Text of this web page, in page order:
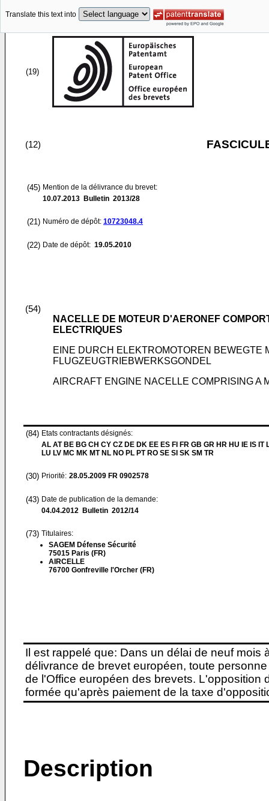
Translate this text into
(19)
(12)
(45) Mention de la délivrance du brevet:
10.07.2013 Bulletin 2013/28
(21) Numéro de dépôt: 10723048.4
(22) Date de dépôt: 19.05.2010
(54)
NACELLE DE MOTEUR D'AERONEF
ELECTRIQUES
EINE DURCH ELEKTROMOTOREN BEWEGTE
FLUGZEUGTRIEBWERKSGONDEL
AIRCRAFT ENGINE NACELLE COMPRISING A
(84) Etats contractants désignés:
AL AT BE BG CH CY CZ DE DK EE ES FI FR GB GR HR HU IE IS IT
LU LV MC MK MT NL NO PL PT RO SE SI SK SM TR
(30) Priorité: 28.05.2009 FR 0902578
(43) Date de publication de la demande:
04.04.2012 Bulletin 2012/14
(73) Titulaires:
SAGEM Défense Sécurité
75015 Paris (FR)
AIRCELLE
76700 Gonfreville l'Orcher (FR)
Il est rappelé que: Dans un délai de neuf
délivrance de brevet européen, toute
de l'Office européen des brevets. L'opposition
formée qu'après paiement de la taxe
Description